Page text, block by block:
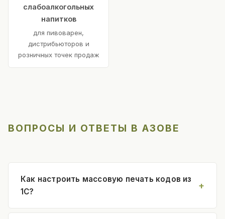
слабоалкогольных
напитков
для пивоварен,
дистрибьюторов и
розничных точек продаж
ВОПРОСЫ И ОТВЕТЫ В АЗОВЕ
Как настроить массовую печать кодов из
1С?